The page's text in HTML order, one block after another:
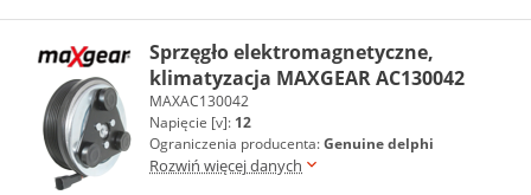
Sprzęgło elektromagnetyczne,
klimatyzacja MAXGEAR AC130042
MAXAC130042
Napięcie [v]: 12
Ograniczenia producenta:Genuine delphi
Rozwiń więcej danych